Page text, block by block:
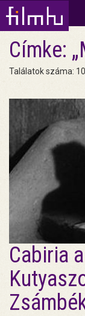
Címke:
Találatok száma:
Cabiria